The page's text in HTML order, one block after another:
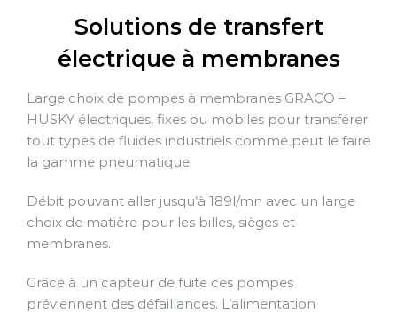
Solutions de transfert
électrique à membranes
Large choix de pompes à membranes GRACO –
HUSKY électriques, fixes ou mobiles pour transférer
tout types de fluides industriels comme peut le faire
la gamme pneumatique.
Débit pouvant aller jusqu’à 189l/mn avec un large
choix de matière pour les billes, sièges et
membranes.
Grâce à un capteur de fuite ces pompes
préviennent des défaillances. L’alimentation